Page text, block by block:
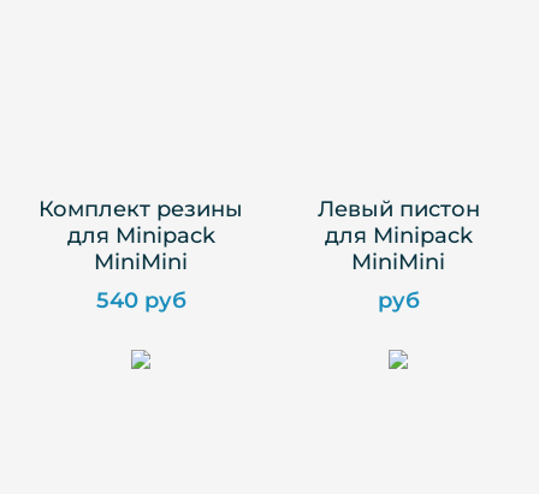
Комплект резины
для Minipack
MiniMini
540 руб
Левый пистон
для Minipack
MiniMini
руб